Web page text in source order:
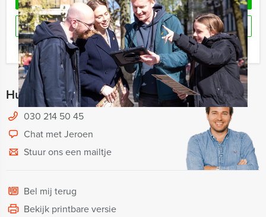
RESERVEREN
Ik heb een vraag over dit uitje
Hulp nodig bij het kiezen?
030 214 50 45
Chat met Jeroen
Stuur ons een mailtje
Bel mij terug
Bekijk printbare versie